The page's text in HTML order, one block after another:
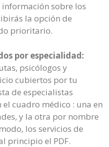
sobre los
la opción de
prioritario.
por especialidad:
psicólogos y
cubiertos por tu
de especialistas
el cuadro médico : una en
y la otra por nombre
los servicios de
principio el PDF.